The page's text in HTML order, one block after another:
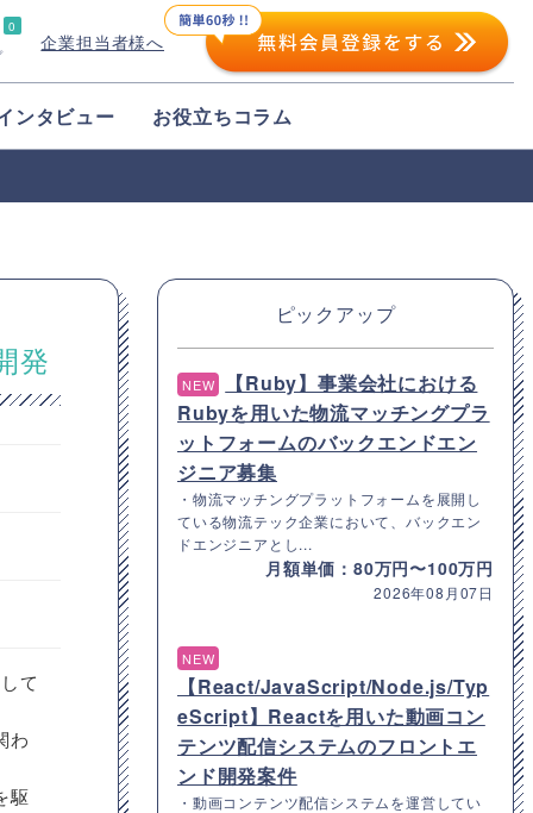
0
企業担当者様へ
ンタビュー お役立ちコラム
発
て
わ
駆
ピックアップ
NEW
【Ruby】事業会社における
Rubyを用いた物流マッチングプラ
ットフォームのバックエンドエン
ジニア募集
・物流マッチングプラットフォームを展開し
ている物流テック企業において、バックエン
ドエンジニアとし...
月額単価：80万円〜100万円
2026年08月07日
NEW
【React/JavaScript/Node.js/Typ
eScript】Reactを用いた動画コン
テンツ配信システムのフロントエ
ンド開発案件
・動画コンテンツ配信システムを運営してい